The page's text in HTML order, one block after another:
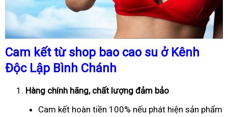
Cam kết từ shop bao cao su ở Kênh
Độc Lập Bình Chánh
Hàng chính hãng, chất lượng đảm bảo
Cam kết hoàn tiền 100% nếu phát hiện sản phẩm